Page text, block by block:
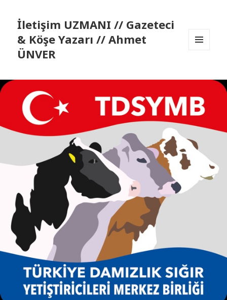
İletişim UZMANI // Gazeteci
& Köşe Yazarı // Ahmet
ÜNVER